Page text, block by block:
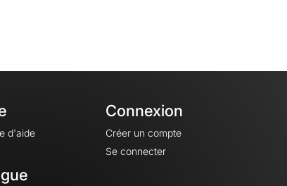
d'aide
Connexion
Créer un compte
Se connecter